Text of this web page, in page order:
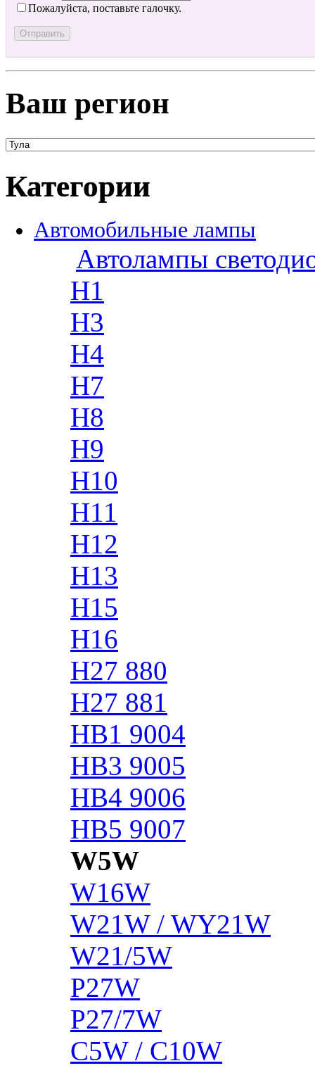
Пожалуйста, поставьте галочку.
Ваш регион
Категории
Автомобильные лампы
Автолампы
H1
H3
H4
H7
H8
H9
H10
H11
H12
H13
H15
H16
H27 880
H27 881
HB1 9004
HB3 9005
HB4 9006
HB5 9007
W5W
W16W
W21W / WY21W
W21/5W
P27W
P27/7W
C5W / C10W